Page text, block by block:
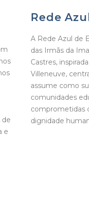
de
e
Rede Azul
A Rede Azul de
das Irmãs da
Castres,
Villeneuve,
assume como
comunidades
comprometidas
dignidade